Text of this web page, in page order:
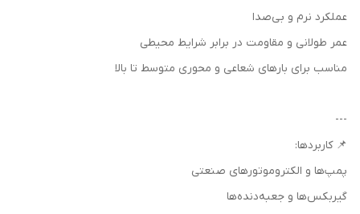
عملکرد نرم و بی‌صدا
عمر طولانی و مقاومت در برابر شرایط محیطی
مناسب برای بارهای شعاعی و محوری متوسط تا بالا
---
📌 کاربردها:
پمپ‌ها و الکتروموتورهای صنعتی
گیربکس‌ها و جعبه‌دنده‌ها